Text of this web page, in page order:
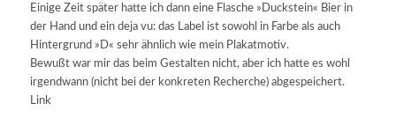
Einige Zeit später hatte ich dann eine Flasche »Duckstein« Bier in
der Hand und ein deja vu: das Label ist sowohl in Farbe als auch
Hintergrund »D« sehr ähnlich wie mein Plakatmotiv.
Bewußt war mir das beim Gestalten nicht, aber ich hatte es wohl
irgendwann (nicht bei der konkreten Recherche) abgespeichert.
Link